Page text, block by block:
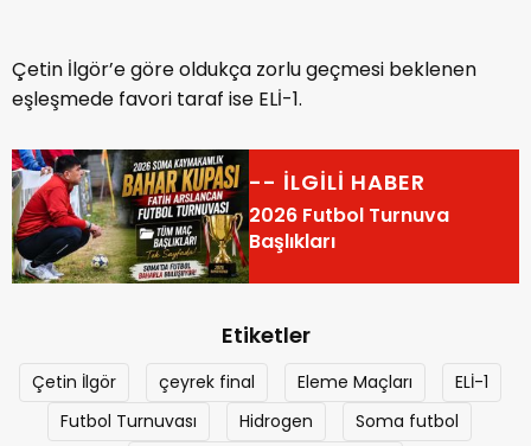
Çetin İlgör’e göre oldukça zorlu geçmesi beklenen
eşleşmede favori taraf ise ELİ-1.
-- İLGİLİ HABER
2026 Futbol Turnuva
Başlıkları
Etiketler
Çetin İlgör çeyrek final Eleme Maçları
ELİ-1
Futbol Turnuvası
Hidrogen
Soma futbol